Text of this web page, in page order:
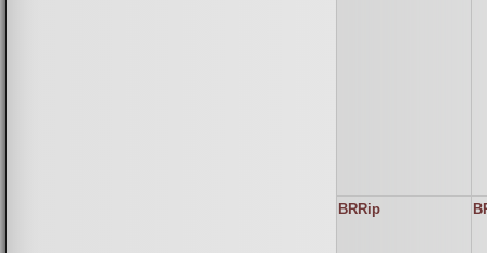
BRRip